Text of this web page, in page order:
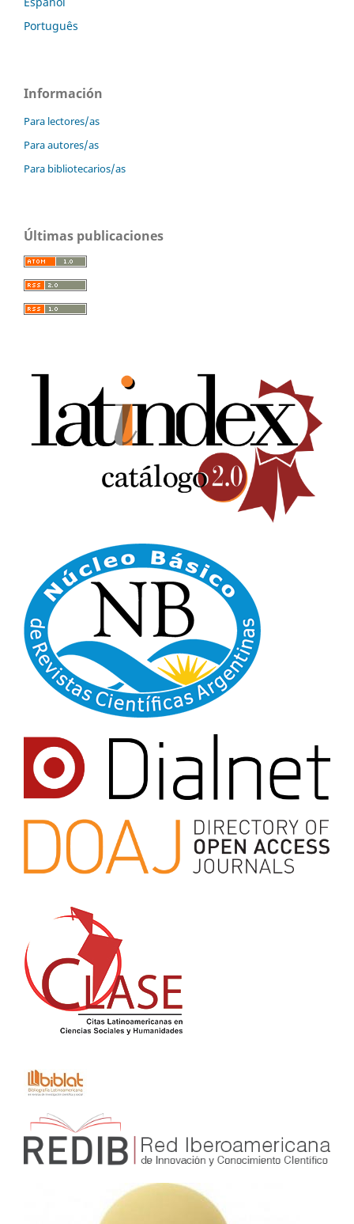
Português
Información
Para lectores/as
Para autores/as
Para bibliotecarios/as
Últimas publicaciones